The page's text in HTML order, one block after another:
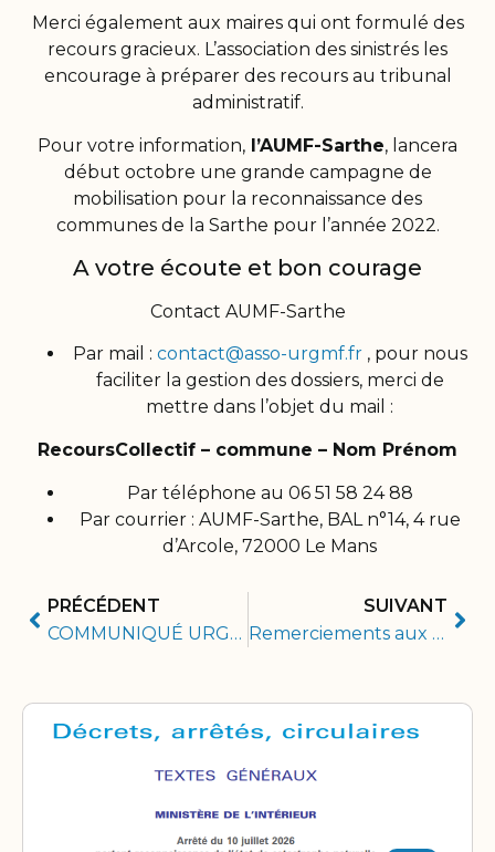
Merci également aux maires qui ont formulé des
recours gracieux. L’association des sinistrés les
encourage à préparer des recours au tribunal
administratif.
Pour votre information, l’AUMF-Sarthe, lancera
début octobre une grande campagne de
mobilisation pour la reconnaissance des
communes de la Sarthe pour l’année 2022.
A votre écoute et bon courage
Contact AUMF-Sarthe
Par mail : contact@asso-urgmf.fr, pour nous
faciliter la gestion des dossiers, merci de
mettre dans l’objet du mail :
RecoursCollectif – commune – Nom Prénom
Par téléphone au 06 51 58 24 88
Par courrier : AUMF-Sarthe, BAL n°14, 4 rue
d’Arcole, 72000 Le Mans
PRÉCÉDENT
COMMUNIQUÉ URGENT !
SUIVANT
Remerciements aux municipalités